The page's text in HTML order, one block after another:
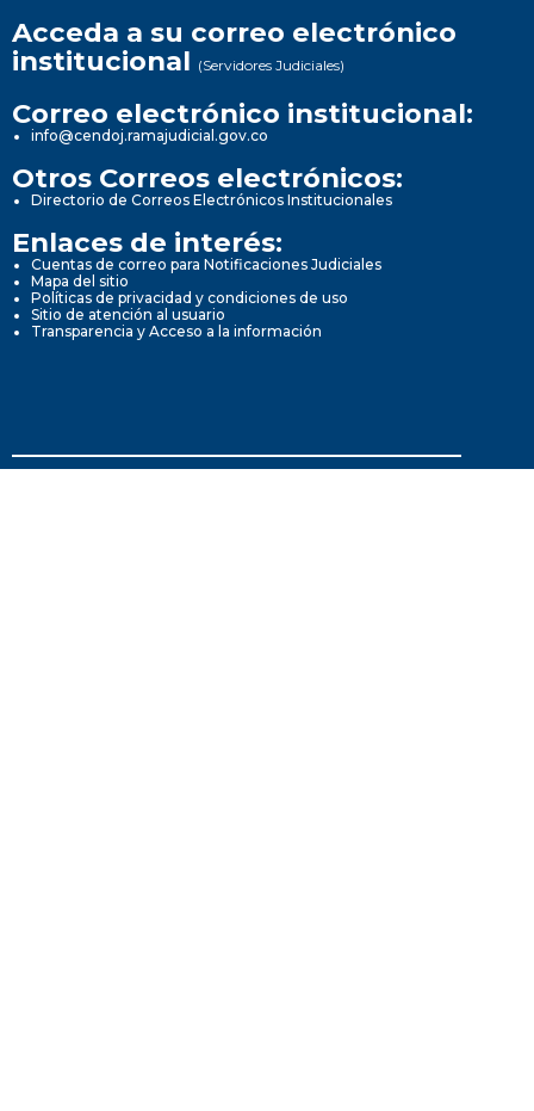
Acceda a su correo electrónico
institucional (Servidores Judiciales)
Correo electrónico institucional:
info@cendoj.ramajudicial.gov.co
Otros Correos electrónicos:
Directorio de Correos Electrónicos Institucionales
Enlaces de interés:
Cuentas de correo para Notificaciones Judiciales
Mapa del sitio
Políticas de privacidad y condiciones de uso
Sitio de atención al usuario
Transparencia y Acceso a la información